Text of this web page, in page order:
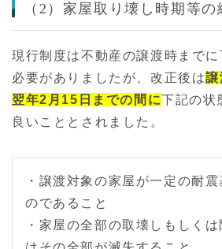
（2）家屋取り壊し時期等の
現行制度は不動産の譲渡時まで
必要がありましたが、改正後は譲
翌年2月15日までの間に下記の状
良いこととされました。
・譲渡対象の家屋が一定の耐
のであること
・家屋の全部の取壊しもしく